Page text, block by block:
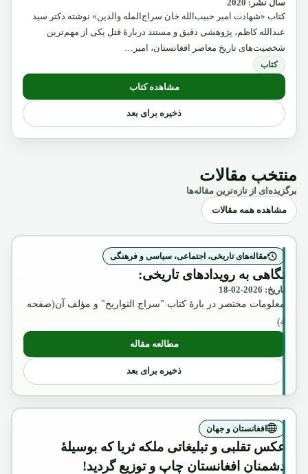
سال نشر: 2020
کتاب «شهادت امیر حبیب‌الله خان سراج‌المله والدین» نوشته دکتر سید
عبدالله کاظم، پژوهشی دقیق و مستند دربارهٔ قتل یکی از مهم‌ترین
شخصیت‌های تاریخ معاصر افغانستان، امیر…
کتاب
مشاهده کتاب
ذخیره برای بعد
منتخب مقالات
برگزیده‌ای از تازه‌ترین مقاله‌ها
مشاهده همه مقالات
مقاله‌های تاریخی، اجتماعی، سیاسی و فرهنگی
نگاهی به رویدادهای تاریخی:
تاریخ: 2026-02-18
معلومات مختصر در بارۀ کتاب "سراج التواریخ" و مؤلف آن(صفحه
4)
مطالعه مقاله
ذخیره برای بعد
افغانستان و جهان
عکس تقلبی و تبلیغاتی ملکه ثریا که بوسیلۀ
دشمنان افغانستان چاپ و توزیع گردید!